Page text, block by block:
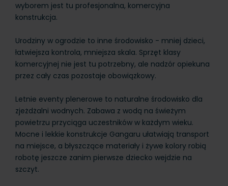
wyborem jest tu profesjonalna, komercyjna
konstrukcja.
Urodziny w ogrodzie to inne środowisko - mniej dzieci,
łatwiejsza kontrola, mniejsza skala. Sprzęt klasy
komercyjnej nie jest tu potrzebny, ale nadzór opiekuna
przez cały czas pozostaje obowiązkowy.
Letnie eventy plenerowe to naturalne środowisko dla
zjeżdżalni wodnych. Zabawa z wodą na świeżym
powietrzu przyciąga uczestników w każdym wieku.
Mocne i lekkie konstrukcje Gangaru ułatwiają transport
na miejsce, a błyszczące materiały i żywe kolory robią
robotę jeszcze zanim pierwsze dziecko wejdzie na
szczyt.